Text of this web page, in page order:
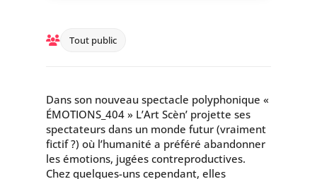
Tout public
Dans son nouveau spectacle polyphonique «
ÉMOTIONS_404 » L’Art Scèn’ projette ses
spectateurs dans un monde futur (vraiment
fictif ?) où l’humanité a préféré abandonner
les émotions, jugées contreproductives.
Chez quelques-uns cependant, elles